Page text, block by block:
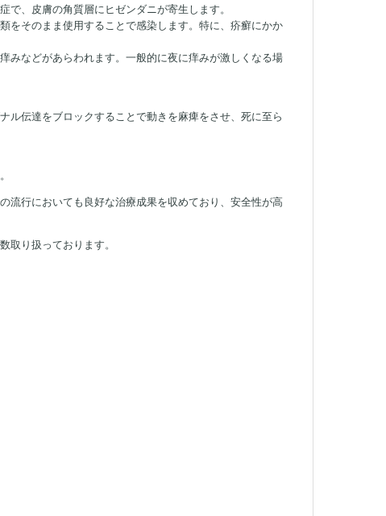
、皮膚の角質層にヒゼンダニが寄生します。
をそのまま使用することで感染します。特に、疥癬にかか
みなどがあらわれます。一般的に夜に痒みが激しくなる場
ル伝達をブロックすることで動きを麻痺をさせ、死に至ら
流行においても良好な治療成果を収めており、安全性が高
取り扱っております。